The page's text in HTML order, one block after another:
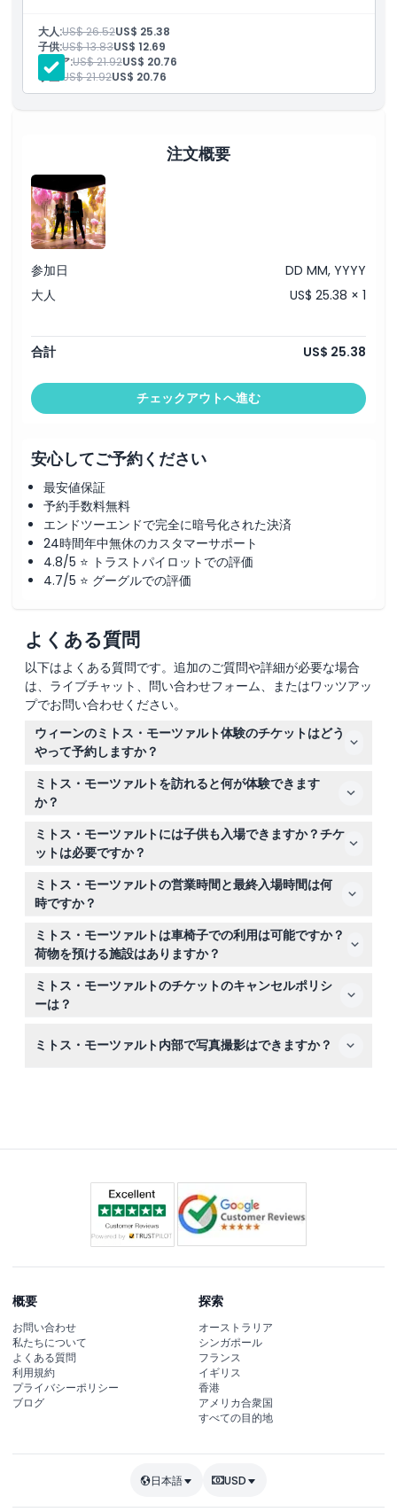
引換方法
ミトス・モーツァルト没入型体験への入場
モーツァルトの生涯と作品を探るマルチメディア展示へのアク
セス
インタラクティブで感覚に訴える要素を備えた5つのテーマセ
モーツァルトの遺産を魅力的な形式で紹介するデジタルおよび
視覚的なストーリーテリング
大人:US$ 26.52US$ 25.38
子供:US$ 13.83US$ 12.69
シニア:US$ 21.92US$ 20.76
学生: US$ 21.92US$ 20.76
注文概要
参加日
DD MM, YYYY
大人
US$ 25.38 × 1
合計 US$ 25.38
チェックアウトへ進む
安心してご予約ください
最安値保証
予約手数料無料
エンドツーエンドで完全に暗号化された決済
24時間年中無休のカスタマーサポート
4.8/5 ⭐ トラストパイロットでの評価
4.7/5 ⭐ グーグルでの評価
よくある質問
以下はよくある質問です。追加のご質問や詳細が必要な場合
は、ライブチャット、問い合わせフォーム、またはワッツアッ
プでお問い合わせください。
ウィーンのミトス・モーツァルト体験のチケットはどう
やって予約しますか？
このウェブサイトで希望の日付と時間帯を選択すること
で、ミトス・モーツァルトのチケットを簡単にオンライン
で予約できます。事前予約をおすすめします。入場を確実
にし、席を確保できます。
ミトス・モーツァルトを訪れると何が体験できます
か？
モーツァルトの人生、音楽、遺産を探るユニークにデザイ
ンされた5つの部屋を巡る60分の没入型マルチメディア体
験が待っています。歴史的な背景やインタラクティブな要
素を含む感覚的な探検に誘われます。
ミトス・モーツァルトには子供も入場できますか？チケ
ットは必要ですか？
0歳から5歳までの子供は無料で入場できますが、18歳未
満の子供は必ず有料の大人の同行が必要です。乳幼児や子
供は予約時の総人数に含まれます。
ミトス・モーツァルトの営業時間と最終入場時間は何
時ですか？
ミトス・モーツァルトは月曜から金曜の午前10時から午後
8時まで営業し、最終入場は午後7時です。週末・祝日は
午前10時から午後6時までで、最終入場は午後5時です
（変更の場合がありますので予約時にご確認ください）。
ミトス・モーツァルトは車椅子での利用は可能ですか？
荷物を預ける施設はありますか？
はい、施設は車椅子での利用が可能です。バックパックや
大きな荷物用のロッカーがあり、無料の荷物預かり所もあ
ります。これらのサービスをご利用の場合は時間に余裕を
ミトス・モーツァルトのチケットのキャンセルポリシ
ーは？
すれば全額返金されます。ただし、ポリシーに基づき振替
ミトス・モーツァルト内部で写真撮影はできますか？
概要
お問い合わせ
私たちについて
よくある質問
利用規約
プライバシーポリシー
ブログ
探索
オーストラリア
シンガポール
フランス
イギリス
香港
アメリカ合衆国
すべての目的地
日本語 USD